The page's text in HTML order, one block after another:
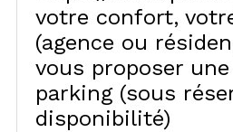
votre confort,
(agence ou
vous proposer
parking (sous
disponibilité)